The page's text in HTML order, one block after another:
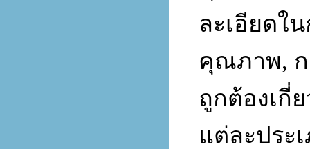
ละเอียดใ
คุณภาพ,
ถูกต้องเกี่
แต่ละประ